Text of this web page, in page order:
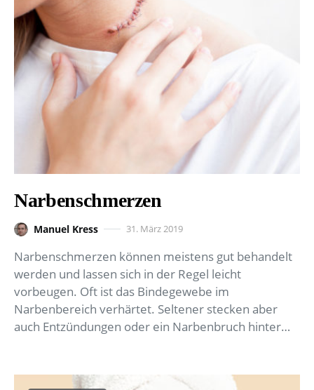
Narbenschmerzen
Manuel Kress 31. März 2019
Narbenschmerzen können meistens gut behandelt
werden und lassen sich in der Regel leicht
vorbeugen. Oft ist das Bindegewebe im
Narbenbereich verhärtet. Seltener stecken aber
auch Entzündungen oder ein Narbenbruch hinter…